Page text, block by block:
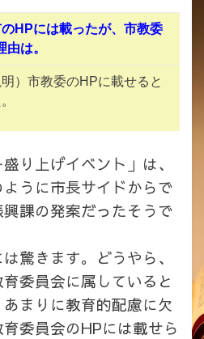
HPには載ったが、市教委
は。
）市教委のHPに載せると
り上げイベント」は、
うに市長サイドからで
課の発案だったそうで
驚きます。どうやら、
委員会に属していると
まりに教育的配慮に欠
委員会のHPには載せら